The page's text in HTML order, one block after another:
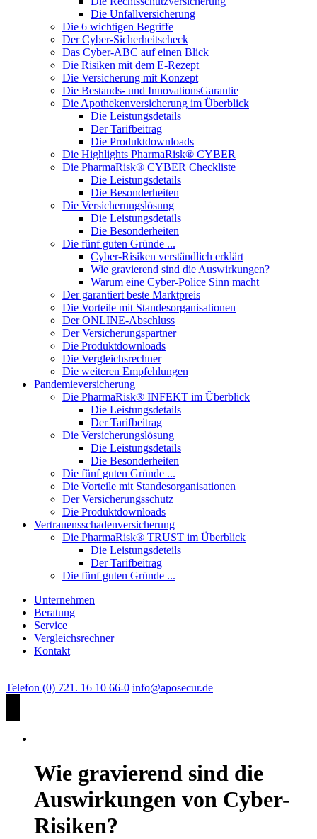
Die Unfallversicherung
Die 6 wichtigen Begriffe
Der Cyber-Sicher­heits­check
Das Cyber-ABC auf einen Blick
Die Risiken mit dem E-Rezept
Die Versicherung mit Konzept
Die Bestands- und InnovationsGarantie
Die Apothekenversicherung im Überblick
Die Leistungsdetails
Der Tarifbeitrag
Die Produktdownloads
Die Highlights PharmaRisk® CYBER
Die PharmaRisk® CYBER Checkliste
Die Leistungsdetails
Die Besonderheiten
Die Versicherungslösung
Die Leistungsdetails
Die Besonderheiten
Die fünf guten Gründe ...
Cyber-Risiken verständlich erklärt
Wie gravierend sind die Auswirkungen?
Warum eine Cyber-Police Sinn macht
Der garantiert beste Marktpreis
Die Vorteile mit Standesorganisationen
Der ONLINE-Abschluss
Der Versicherungspartner
Die Produktdownloads
Die Vergleichsrechner
Die weiteren Empfehlungen
Pandemieversicherung
Die PharmaRisk® INFEKT im Überblick
Die Leistungsdetails
Der Tarifbeitrag
Die Versicherungslösung
Die Leistungsdetails
Die Besonderheiten
Die fünf guten Gründe ...
Die Vorteile mit Standesorganisationen
Der Versicherungsschutz
Die Produktdownloads
Vertrauensschadenversicherung
Die PharmaRisk® TRUST im Überblick
Die Leistungsdeteils
Der Tarifbeitrag
Die fünf guten Gründe ...
Unternehmen
Beratung
Service
Vergleichsrechner
Kontakt
Telefon (0) 721. 16 10 66-0 info@aposecur.de
Wie gravierend sind die
Auswirkungen von Cyber-
Risiken?